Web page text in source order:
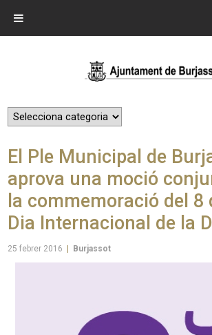
El Ple Municipal de
aprova una moció
la commemoració del 8
Dia Internacional de la
25 febrer 2016 Burjassot